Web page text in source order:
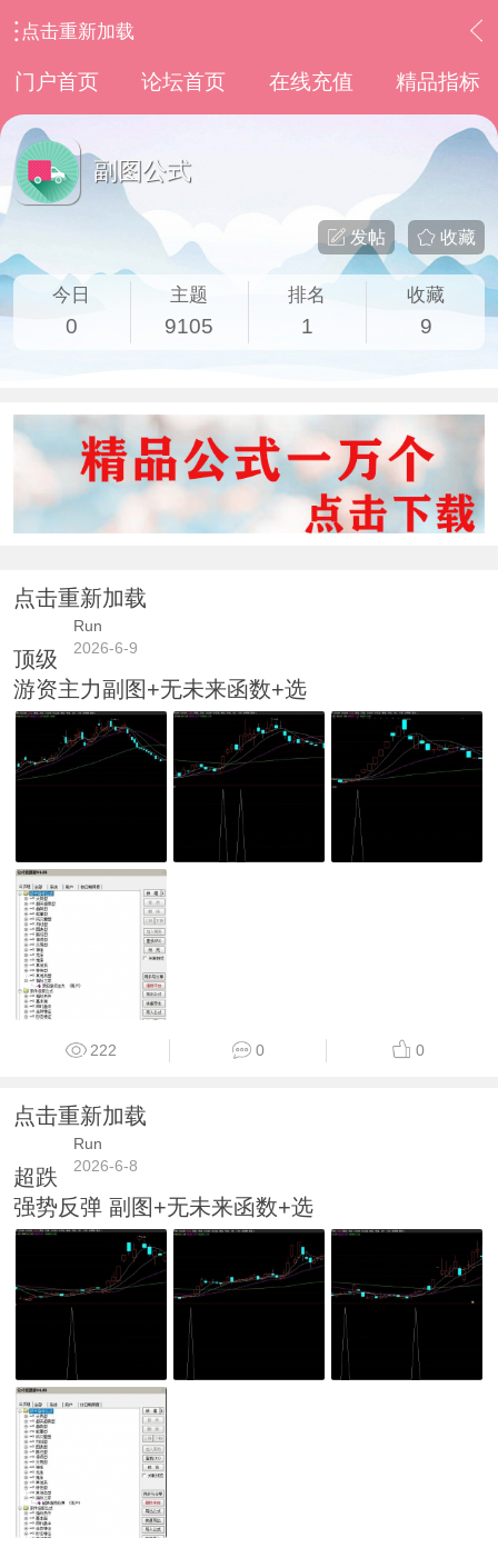
点击重新加载
门户首页 论坛首页 在线充值 精品指标
副图公式
收藏
发帖
今日
0
主题
9105
排名
1
收藏
9
点击重新加载
Run
2026-6-9
顶级
游资主力副图+无未来函数+选
222 0 0
点击重新加载
Run
2026-6-8
超跌
强势反弹 副图+无未来函数+选